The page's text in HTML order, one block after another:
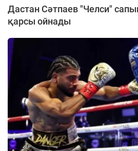
Дастан Сәтпаев "Челси"
қарсы ойнады